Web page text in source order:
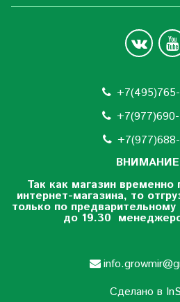
+
Так как магазин
интернет-магазина, то
только по предварительному
до 19.30
Сделано в